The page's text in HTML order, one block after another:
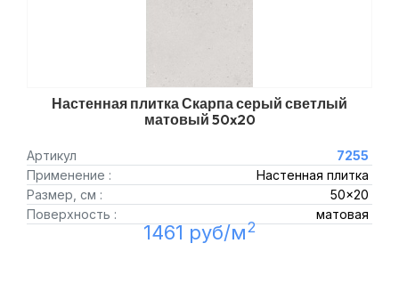
Настенная плитка Скарпа серый светлый
матовый 50x20
Артикул
7255
Применение :
Настенная плитка
Размер, см :
50x20
Поверхность :
матовая
1461 руб/м2